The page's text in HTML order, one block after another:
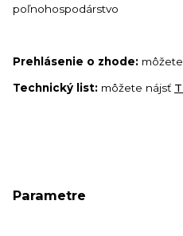
poľnohospodárstvo
Prehlásenie o zhode:
Technický list: môžete nájsť
Parametre